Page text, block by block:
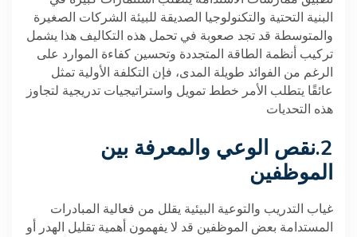
البنية التحتية والتكنولوجيا الصديقة للبيئة الشركات الصغيرة
والمتوسطة قد تجد صعوبة في تحمل هذه التكاليف هذا يشمل
تركيب أنظمة الطاقة المتجددة وتحسين كفاءة الموارد على
الرغم من الفوائد طويلة المدى، فإن التكلفة الأولية تمثل
عائقًا يتطلب الأمر خطط تمويل واستراتيجيات تدريجية لتجاوز
هذه التحديات
.2نقص الوعي والمعرفة بين
الموظفين
غياب التدريب والتوعية البيئية يقلل من فعالية المبادرات
المستدامة بعض الموظفين قد لا يفهمون أهمية تقليل الهدر أو